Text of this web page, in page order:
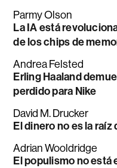
Parmy Olson
La IA está
de los chips de
Andrea Felsted
Erling Haaland
perdido para Nike
David M. Drucker
El dinero no es la
Adrian Wooldridge
El populismo no está